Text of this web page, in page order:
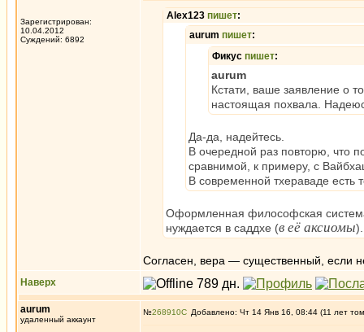
Зарегистрирован:
10.04.2012
Суждений: 6892
Alex123 пишет:
aurum пишет:
Фикус пишет:
aurum
Кстати, ваше заявление о
настоящая похвала.
Да-да, надейтесь.
В очередной раз повторю, что
сравнимой, к примеру, с
В современной тхераваде есть
Оформленная философская
нуждается в саддхе (в её аксиомы).
Согласен, вера — существенный, если
Наверх
aurum
удаленный аккаунт
№268910 Добавлено: Чт 14 Янв 16, 08:44 (11 лет